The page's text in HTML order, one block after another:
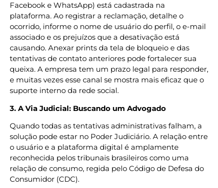
Facebook e WhatsApp) está cadastrada na
plataforma. Ao registrar a reclamação, detalhe o
ocorrido, informe o nome de usuário do perfil, o e-mail
associado e os prejuízos que a desativação está
causando. Anexar prints da tela de bloqueio e das
tentativas de contato anteriores pode fortalecer sua
queixa. A empresa tem um prazo legal para responder,
e muitas vezes esse canal se mostra mais eficaz que o
suporte interno da rede social.
3. A Via Judicial: Buscando um Advogado
Quando todas as tentativas administrativas falham, a
solução pode estar no Poder Judiciário. A relação entre
o usuário e a plataforma digital é amplamente
reconhecida pelos tribunais brasileiros como uma
relação de consumo, regida pelo Código de Defesa do
Consumidor (CDC).